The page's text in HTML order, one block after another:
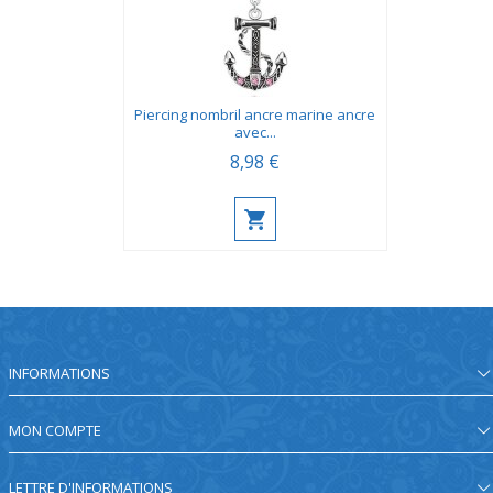
Piercing nombril ancre marine ancre
avec...
8,98 €
INFORMATIONS
MON COMPTE
LETTRE D'INFORMATIONS